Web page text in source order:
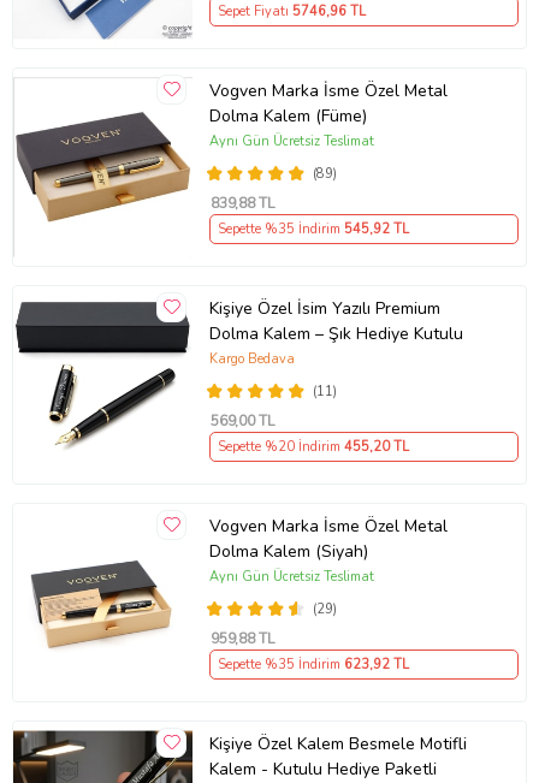
Sepet Fiyatı 5746,96 TL
Vogven Marka İsme Özel Metal
Dolma Kalem (Füme)
(89)
Aynı Gün Ücretsiz Teslimat
839,88 TL
Sepette %35 İndirim 545,92 TL
Kişiye Özel İsim Yazılı Premium
Dolma Kalem – Şık Hediye Kutulu
(11)
Kargo Bedava
569,00 TL
Sepette %20 İndirim 455,20 TL
Vogven Marka İsme Özel Metal
Dolma Kalem (Siyah)
(29)
Aynı Gün Ücretsiz Teslimat
959,88 TL
Sepette %35 İndirim 623,92 TL
Kişiye Özel Kalem Besmele Motifli
Kalem - Kutulu Hediye Paketli